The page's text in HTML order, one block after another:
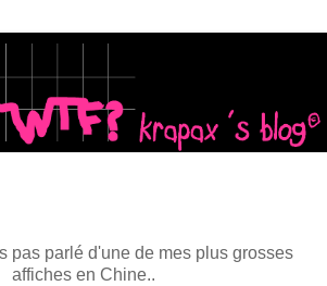
pas parlé d'une de mes plus grosses
affiches en Chine..